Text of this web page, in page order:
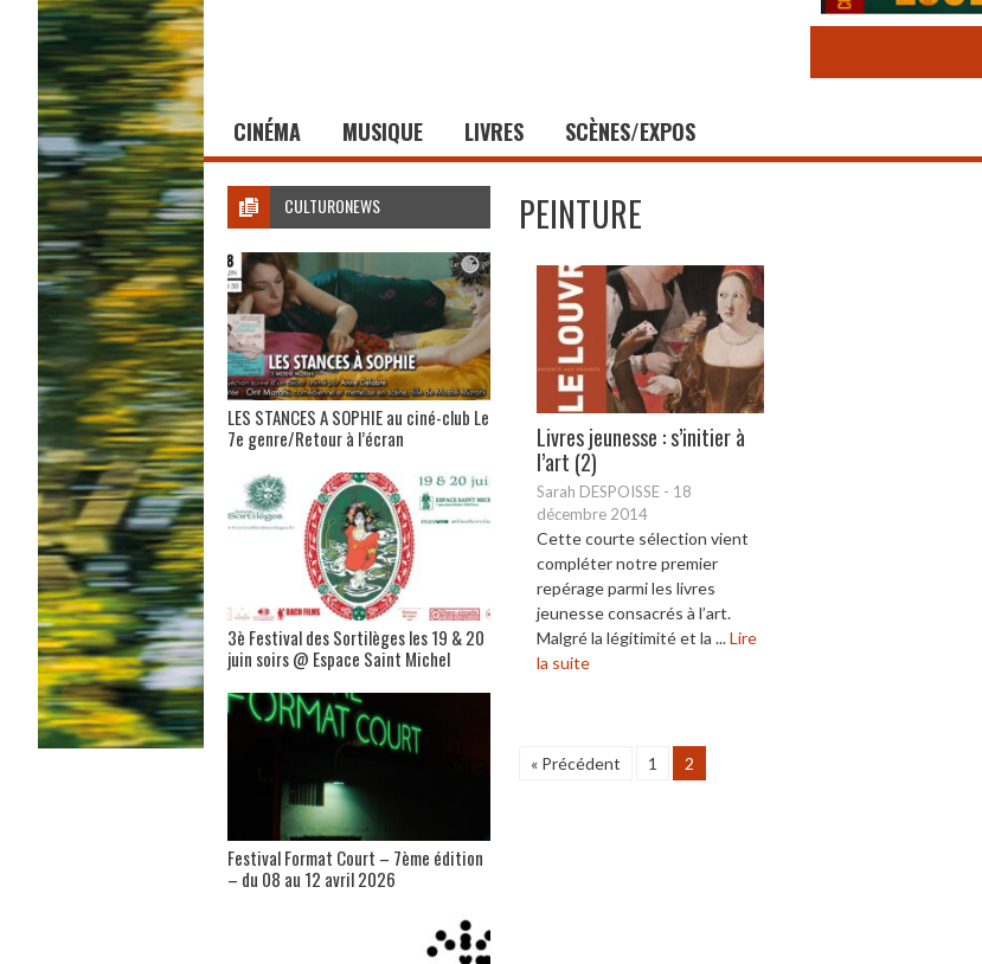
CINÉMA MUSIQUE LIVRES SCÈNES/EXPOS
PEINTURE
Livres jeunesse : s’initier à
l’art (2)
Sarah DESPOISSE - 18
décembre 2014
Cette courte sélection vient
compléter notre premier
repérage parmi les livres
jeunesse consacrés à l’art.
Malgré la légitimité et la ...Lire
la suite
« Précédent 1 2
CULTURONEWS
LES STANCES A SOPHIE au ciné-club Le
7e genre/Retour à l’écran
3è Festival des Sortilèges les 19 & 20
juin soirs @ Espace Saint Michel
Festival Format Court – 7ème édition
– du 08 au 12 avril 2026